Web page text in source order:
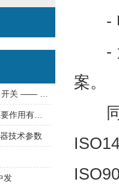
- 电
- 为
案。
同
技术参数
发